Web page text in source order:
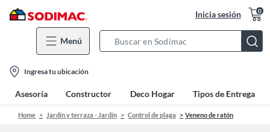
Inicia sesión 0
Menú
Bar
location-
icon
Ingresa tu ubicación
Asesoría Constructor Deco Hogar Tipos de Entrega
Home Jardín y terraza - Jardín Control de plaga Veneno de ratón